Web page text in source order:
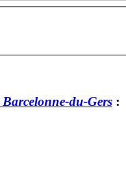
Barcelonne-du-Gers :